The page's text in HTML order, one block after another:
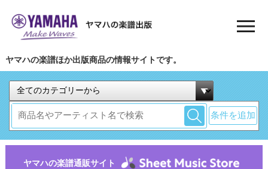
ヤマハの楽譜ほか出版商品の情報サイトです。
条件を追加
ヤマハの楽譜通販サイト